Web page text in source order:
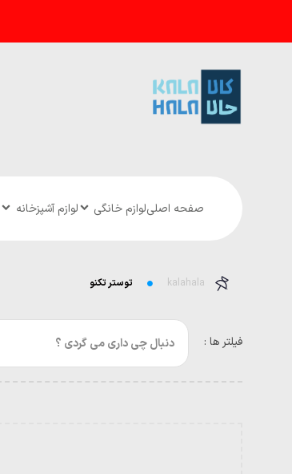
صفحه اصلیلوازم خانگی لوازم آشپزخانه
kalahala توستر تکنو
فیلتر ها :